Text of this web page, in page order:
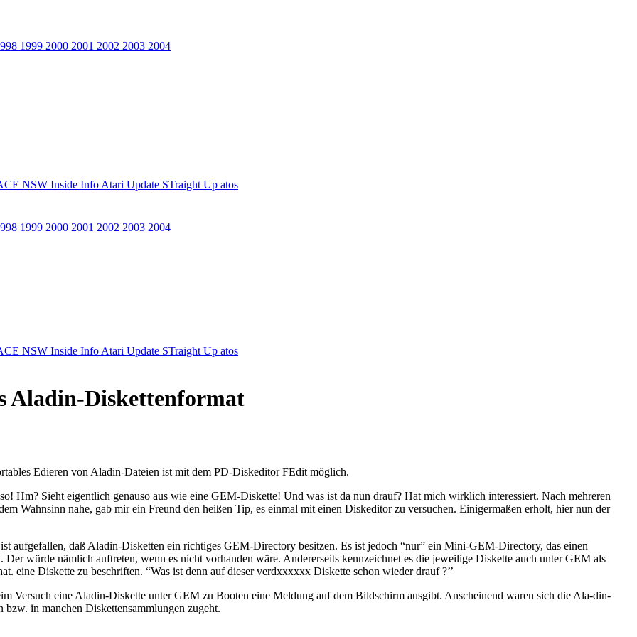
1999 2000 2001 2002 2003 2004
NSW Inside Info Atari Update STraight Up atos
1999 2000 2001 2002 2003 2004
NSW Inside Info Atari Update STraight Up atos
Aladin-Diskettenformat
Edieren von Aladin-Dateien ist mit dem PD-Diskeditor FEdit möglich.
Hm? Sieht eigentlich genauso aus wie eine GEM-Diskette! Und was ist da nun drauf? Hat mich wirklich interessiert. Nach mehreren
Wahnsinn nahe, gab mir ein Freund den heißen Tip, es einmal mit einen Diskeditor zu versuchen. Einigermaßen erholt, hier nun der
aufgefallen, daß Aladin-Disketten ein richtiges GEM-Directory besitzen. Es ist jedoch “nur” ein Mini-GEM-Directory, das einen
würde nämlich auftreten, wenn es nicht vorhanden wäre. Andererseits kennzeichnet es die jeweilige Diskette auch unter GEM als
eine Diskette zu beschriften. “Was ist denn auf dieser verdxxxxxx Diskette schon wieder drauf ?’’
Versuch eine Aladin-Diskette unter GEM zu Booten eine Meldung auf dem Bildschirm ausgibt. Anscheinend waren sich die Ala-din-
in manchen Diskettensammlungen zugeht.